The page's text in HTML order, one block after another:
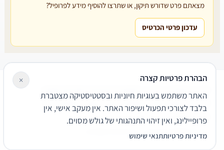
מצאתם פרט שדורש תיקון, או שתרצו להוסיף מידע לפרופיל?
עדכון פרטי הכרטיס
שירותים משפטיים
דרושים צור קשר נגישותפרטיות
תנאי שימוש
© 2026 הפירמה. כל הזכויות שמורות.
הבהרת פרטיות קצרה
האתר משתמש בעוגיות חיוניות ובסטטיסטיקה מצטברת
בלבד לצורכי תפעול ושיפור האתר. אין מעקב אישי, אין
פרופיילינג, ואין זיהוי התנהגותי של גולש מסוים.
מדיניות פרטיותתנאי שימוש
×